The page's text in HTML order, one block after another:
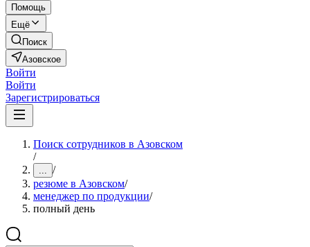
Помощь
Ещё
Поиск
Азовское
Войти
Войти
Зарегистрироваться
Поиск сотрудников в Азовском
/
... /
резюме в Азовском/
менеджер по продукции/
полный день